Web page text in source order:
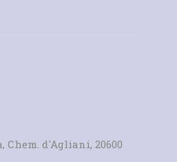
Chem. d'Agliani, 20600